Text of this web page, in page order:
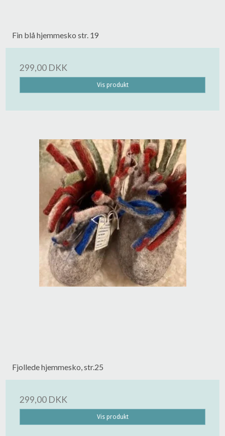
Fin blå hjemmesko str. 19
299,00 DKK
Vis produkt
Fjollede hjemmesko, str.25
299,00 DKK
Vis produkt